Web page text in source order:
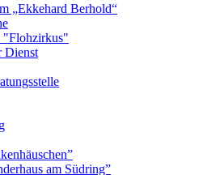
„Ekkehard Berhold“​
"Flohzirkus"
Dienst
am Südring”